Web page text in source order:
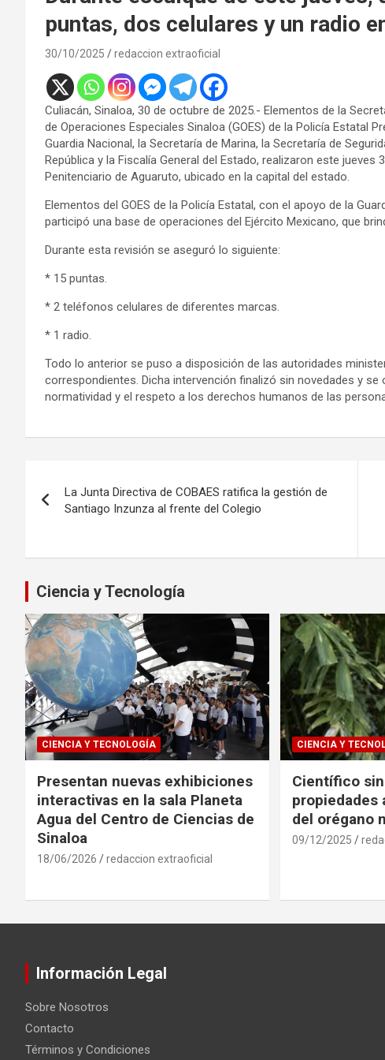
puntas, dos celulares y un radio
30/10/2025 redaccion extraoficial
Culiacán, Sinaloa, 30 de octubre de 2025.- Elementos de la
de Operaciones Especiales Sinaloa (GOES) de la Policía Estatal
Guardia Nacional, la Secretaría de Marina, la Secretaría de
República y la Fiscalía General del Estado, realizaron este
Penitenciario de Aguaruto, ubicado en la capital del estado.
Elementos del GOES de la Policía Estatal, con el apoyo de la
participó una base de operaciones del Ejército Mexicano, que
Durante esta revisión se aseguró lo siguiente:
* 15 puntas.
* 2 teléfonos celulares de diferentes marcas.
* 1 radio.
Todo lo anterior se puso a disposición de las autoridades
correspondientes. Dicha intervención finalizó sin novedades y
normatividad y el respeto a los derechos humanos de las
de
La Junta Directiva de COBAES ratifica la gestión de
Santiago Inzunza al frente del Colegio
Ciencia y Tecnología
CIENCIA Y TECNOLOGÍA
Presentan nuevas exhibiciones
interactivas en la sala Planeta
Agua del Centro de Ciencias de
Sinaloa
18/06/2026 redaccion extraoficial
CIENCIA Y
Científico
propiedades
del orégano
09/12/2025
Información Legal
Sobre Nosotros
Contacto
Términos y Condiciones